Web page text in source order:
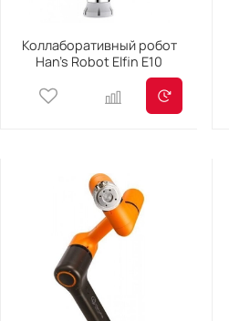
Коллаборативный робот
Han's Robot Elfin E10